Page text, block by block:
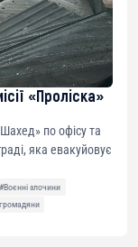
«Проліска»
по офісу та
яка евакуйовує
#Воєнні злочини